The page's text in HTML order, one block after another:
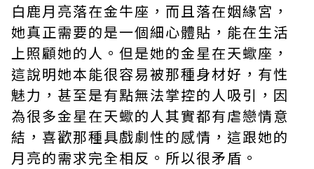
白鹿月亮落在金牛座，而且落在姻緣宮，
她真正需要的是一個細心體貼，能在生活
上照顧她的人。但是她的金星在天蠍座，
這說明她本能很容易被那種身材好，有性
魅力，甚至是有點無法掌控的人吸引，因
為很多金星在天蠍的人其實都有虐戀情意
結，喜歡那種具戲劇性的感情，這跟她的
月亮的需求完全相反。所以很矛盾。